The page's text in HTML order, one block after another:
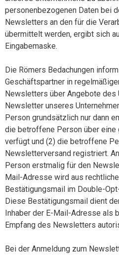
personenbezogenen Daten bei
Newsletters an den für die
übermittelt werden, ergibt sich
Eingabemaske.
Die Römers Bedachungen
Geschäftspartner in
Newsletters über Angebote des
Newsletter unseres
Person grundsätzlich nur dann
die betroffene Person über
verfügt und (2) die betroffene
Newsletterversand registriert.
Person erstmalig für den
Mail-Adresse wird aus
Bestätigungsmail im Double-
Diese Bestätigungsmail dient
Inhaber der E-Mail-Adresse als
Empfang des Newsletters
Bei der Anmeldung zum